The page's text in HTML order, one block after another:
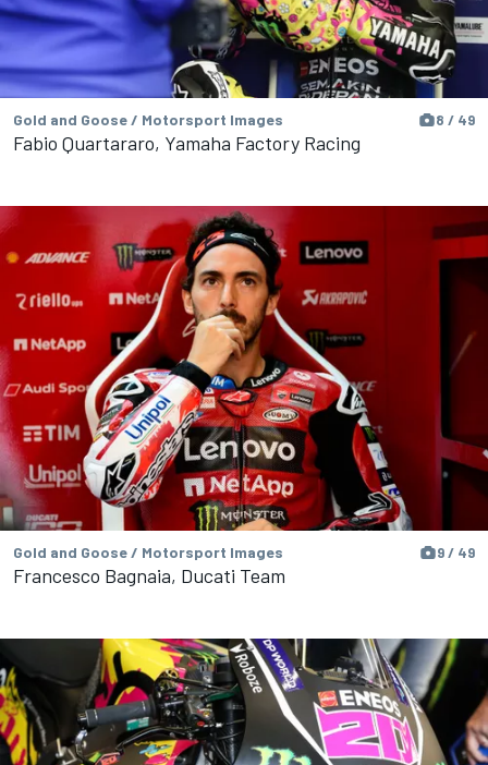
Gold and Goose / Motorsport Images 8 / 49
Fabio Quartararo, Yamaha Factory Racing
Gold and Goose / Motorsport Images 9 / 49
Francesco Bagnaia, Ducati Team